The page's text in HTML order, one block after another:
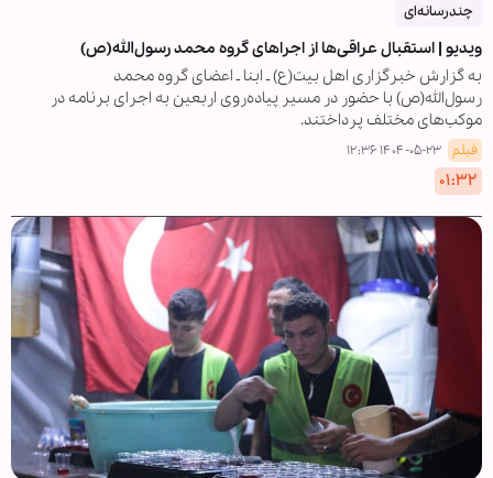
چندرسانه‌ای
ویدیو | استقبال عراقی‌ها از اجراهای گروه محمد رسول‌الله(ص)
به گزارش خبرگزاری اهل بیت(ع) ـ ابنا ـ اعضای گروه محمد
رسول‌الله(ص) با حضور در مسیر پیاده‌روی اربعین به اجرای برنامه در
موکب‌های مختلف پرداختند.
فیلم ۱۴۰۴-۰۵-۲۳ ۱۲:۳۶
۰۱:۳۲